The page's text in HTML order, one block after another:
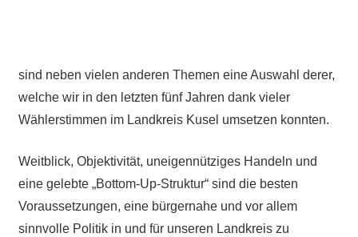
sind neben vielen anderen Themen eine Auswahl derer,
welche wir in den letzten fünf Jahren dank vieler
Wählerstimmen im Landkreis Kusel umsetzen konnten.
Weitblick, Objektivität, uneigennütziges Handeln und
eine gelebte „Bottom-Up-Struktur“ sind die besten
Voraussetzungen, eine bürgernahe und vor allem
sinnvolle Politik in und für unseren Landkreis zu